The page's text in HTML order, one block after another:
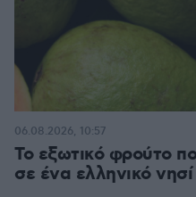
Το εξωτικό φρούτο
σε ένα ελληνικό νησί
06.08.2026, 10:57